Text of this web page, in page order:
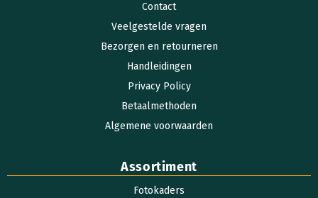
Contact
Veelgestelde vragen
Bezorgen en retourneren
Handleidingen
Privacy Policy
Betaalmethoden
Algemene voorwaarden
Assortiment
Fotokaders